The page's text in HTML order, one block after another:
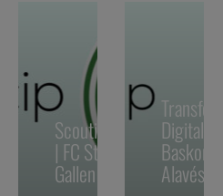
Scouting
| FC St.
Gallen
Digital |
Baskonia-
Alavés